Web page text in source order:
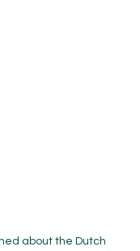
about the Dutch